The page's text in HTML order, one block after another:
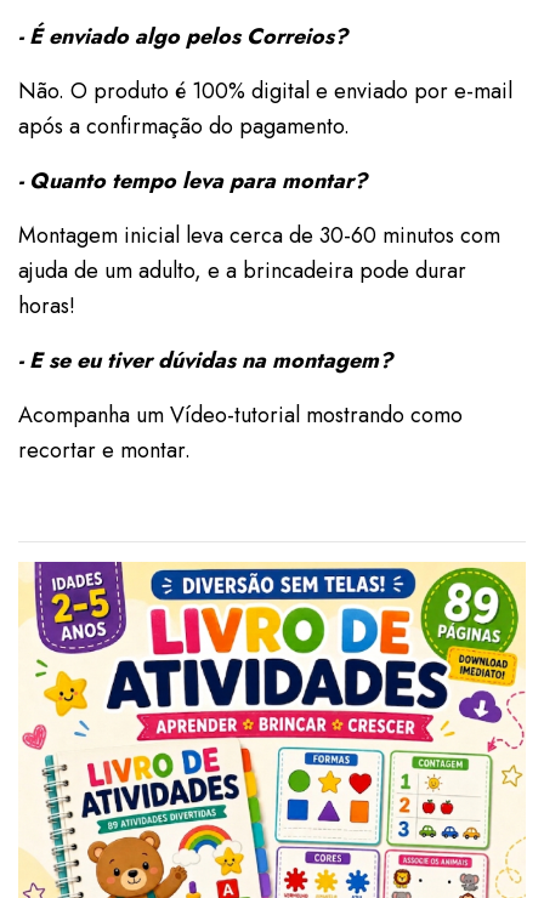
- É enviado algo pelos Correios?
Não. O produto é 100% digital e enviado por e-mail
após a confirmação do pagamento.
- Quanto tempo leva para montar?
Montagem inicial leva cerca de 30-60 minutos com
ajuda de um adulto, e a brincadeira pode durar
horas!
- E se eu tiver dúvidas na montagem?
Acompanha um Vídeo-tutorial mostrando como
recortar e montar.